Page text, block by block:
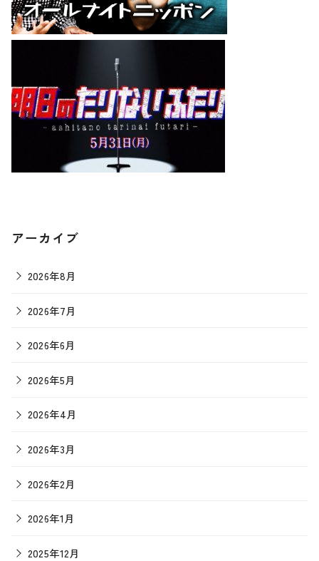
アーカイブ
2026年8月
2026年7月
2026年6月
2026年5月
2026年4月
2026年3月
2026年2月
2026年1月
2025年12月